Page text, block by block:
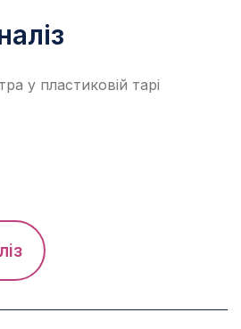
у пластиковій тарі